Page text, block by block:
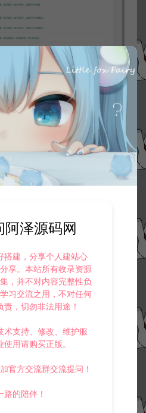
星钻，请先
免责声明
业活动，请您购买正版授权并合法
源，请在网站右边客服联系我们。
习使用，不存在任何商业目的与商
阿泽源码网
搭建，分享个人建站心
享。本站所有收录资源
，并不对内容完整性负
习交流之用，不对任何
责，切勿非法用途！
术支持、修改、维护服
用请购买正版。
官方交流群交流提问！
路的陪伴！